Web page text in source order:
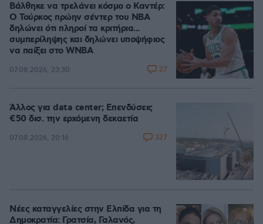
Βάλθηκε να τρελάνει κόσμο ο Καντέρ:
Ο Τούρκος πρώην σέντερ του NBA
δηλώνει ότι πληροί τα κριτήρια...
συμπερίληψης και δηλώνει υποψήφιος
να παίξει στο WNBA
07.08.2026, 23:30 27
Άλλος για data center; Επενδύσεις
€50 δισ. την ερχόμενη δεκαετία
07.08.2026, 20:16 327
Νέες καταγγελίες στην Ελπίδα για τη
Δημοκρατία: Γρατσία, Γαλανός,